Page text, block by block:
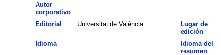
Autor
corporativo
Editorial
Universitat de València
Lugar de
edición
Idioma
Idioma del
resumen